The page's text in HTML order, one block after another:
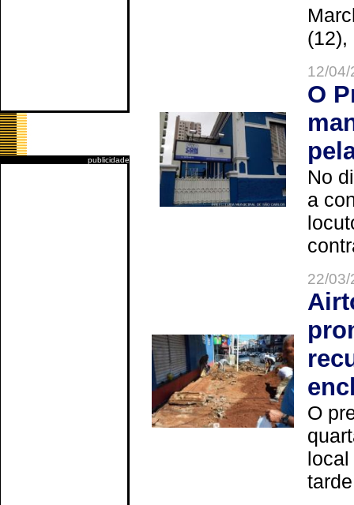
publicidade
(12),
12/
O
No
a
22/
O